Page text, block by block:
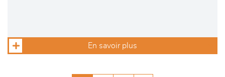
En savoir plus